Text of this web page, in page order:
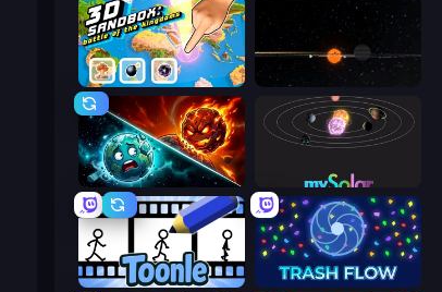
3D Sandbox: Battle of the Kingdoms Planetarium 2
PlanetCrush 2
Toonle Trash Flow